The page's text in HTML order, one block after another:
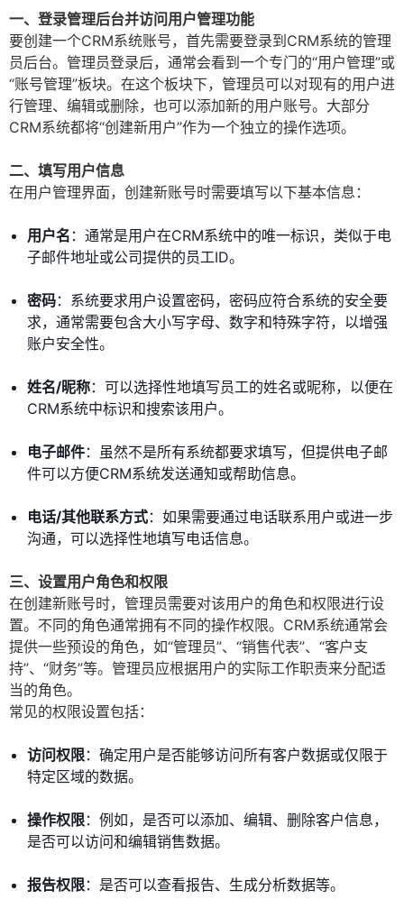
一、登录管理后台并访问用户管理功能
要创建一个CRM系统账号，首先需要登录到CRM系统的管理
员后台。管理员登录后，通常会看到一个专门的“用户管理”或
“账号管理”板块。在这个板块下，管理员可以对现有的用户进
行管理、编辑或删除，也可以添加新的用户账号。大部分
CRM系统都将“创建新用户”作为一个独立的操作选项。
二、填写用户信息
在用户管理界面，创建新账号时需要填写以下基本信息：
用户名 ：通常是用户在CRM系统中的唯一标识，类似于电
子邮件地址或公司提供的员工ID。
密码：系统要求用户设置密码，密码应符合系统的安全要
求，通常需要包含大小写字母、数字和特殊字符，以增强
账户安全性。
姓名/昵称：可以选择性地填写员工的姓名或昵称，以便在
CRM系统中标识和搜索该用户。
电子邮件：虽然不是所有系统都要求填写，但提供电子邮
件可以方便CRM系统发送通知或帮助信息。
电话/其他联系方式：如果需要通过电话联系用户或进一步
沟通，可以选择性地填写电话信息。
三、设置用户角色和权限
在创建新账号时，管理员需要对该用户的角色和权限进行设
置。不同的角色通常拥有不同的操作权限。CRM系统通常会
提供一些预设的角色，如“管理员”、“销售代表”、“客户支
持”、“财务”等。管理员应根据用户的实际工作职责来分配适
当的角色。
常见的权限设置包括：
访问权限：确定用户是否能够访问所有客户数据或仅限于
特定区域的数据。
操作权限：例如，是否可以添加、编辑、删除客户信息，
是否可以访问和编辑销售数据。
报告权限：是否可以查看报告、生成分析数据等。